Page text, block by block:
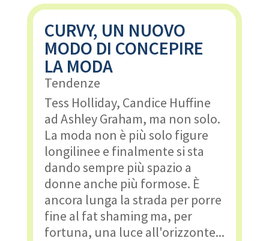
CURVY, UN NUOVO
MODO DI CONCEPIRE
LA MODA
Tendenze
Tess Holliday, Candice Huffine
ad Ashley Graham, ma non solo.
La moda non è più solo figure
longilinee e finalmente si sta
dando sempre più spazio a
donne anche più formose. È
ancora lunga la strada per porre
fine al fat shaming ma, per
fortuna, una luce all'orizzonte...